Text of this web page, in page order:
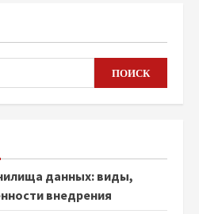
ПОИСК
данных: виды,
внедрения